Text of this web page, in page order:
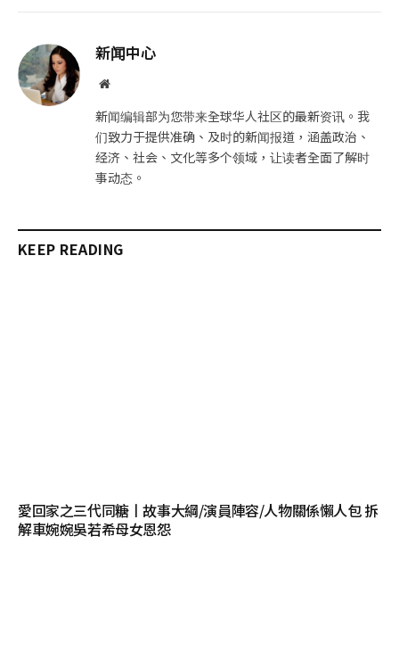
新闻中心
网
新闻编辑部为您带来全球华人社区的最新资讯。我
们致力于提供准确、及时的新闻报道，涵盖政治、
经济、社会、文化等多个领域，让读者全面了解时
事动态。
KEEP READING
愛回家之三代同糖丨故事大綱/演員陣容/人物關係懶人包 拆
解車婉婉吳若希母女恩怨